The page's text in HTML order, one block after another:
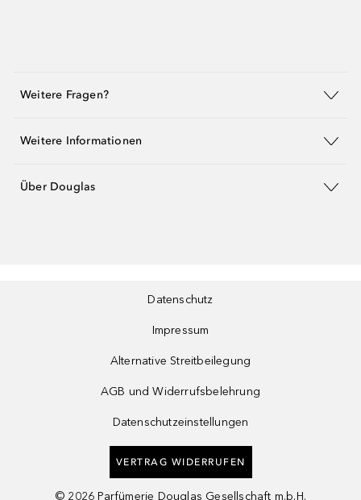
Weitere Fragen?
Weitere Informationen
Über Douglas
Datenschutz
Impressum
Alternative Streitbeilegung
AGB und Widerrufsbelehrung
Datenschutzeinstellungen
VERTRAG WIDERRUFEN
© 2026 Parfümerie Douglas Gesellschaft m.b.H.